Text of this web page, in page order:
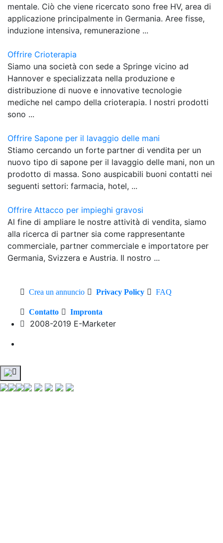
mentale. Ciò che viene ricercato sono free HV, area di
applicazione principalmente in Germania. Aree fisse,
induzione intensiva, remunerazione ...
Offrire Crioterapia
Siamo una società con sede a Springe vicino ad
Hannover e specializzata nella produzione e
distribuzione di nuove e innovative tecnologie
mediche nel campo della crioterapia. I nostri prodotti
sono ...
Offrire Sapone per il lavaggio delle mani
Stiamo cercando un forte partner di vendita per un
nuovo tipo di sapone per il lavaggio delle mani, non un
prodotto di massa. Sono auspicabili buoni contatti nei
seguenti settori: farmacia, hotel, ...
Offrire Attacco per impieghi gravosi
Al fine di ampliare le nostre attività di vendita, siamo
alla ricerca di partner sia come rappresentante
commerciale, partner commerciale e importatore per
Germania, Svizzera e Austria. Il nostro ...
Crea un annuncio Privacy Policy FAQ
Contatto Impronta
2008-2019 E-Marketer